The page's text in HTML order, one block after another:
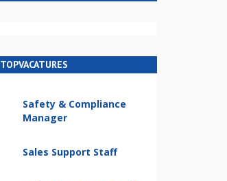
TOPVACATURES
Safety & Compliance
Manager
Sales Support Staff